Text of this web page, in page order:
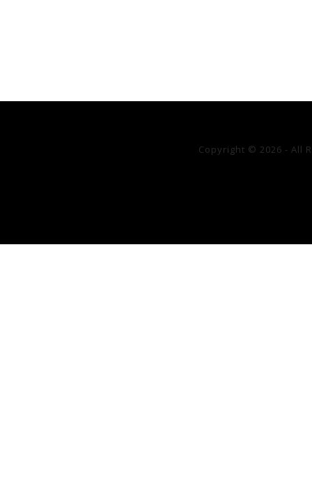
Copyright © 2026 - All